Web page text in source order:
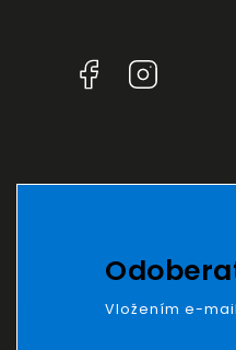
Facebook
Vložením e-